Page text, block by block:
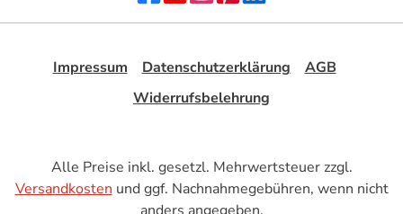
Impressum Datenschutzerklärung
AGB
Widerrufsbelehrung
Alle Preise inkl. gesetzl. Mehrwertsteuer zzgl.
Versandkosten und ggf. Nachnahmegebühren, wenn nicht